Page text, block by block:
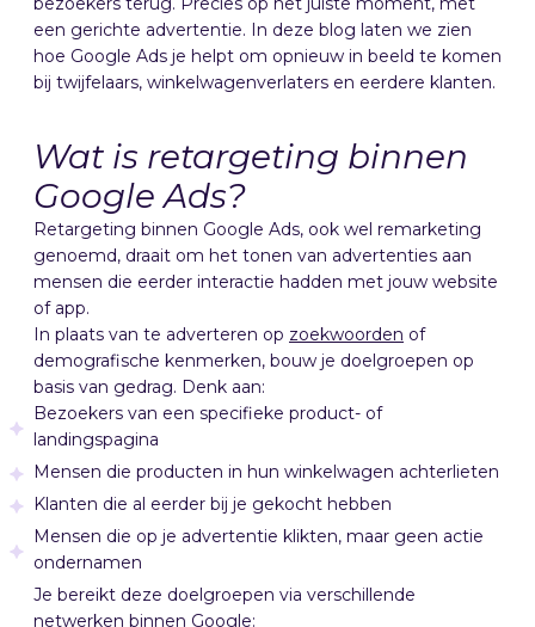
een gerichte advertentie. In deze blog laten we zien
hoe Google Ads je helpt om opnieuw in beeld te komen
bij twijfelaars, winkelwagenverlaters en eerdere klanten.
Wat is retargeting binnen
Google Ads?
Retargeting binnen Google Ads, ook wel remarketing
genoemd, draait om het tonen van advertenties aan
mensen die eerder interactie hadden met jouw website
of app.
In plaats van te adverteren op zoekwoorden of
demografische kenmerken, bouw je doelgroepen op
basis van gedrag. Denk aan:
Bezoekers van een specifieke product- of
landingspagina
Mensen die producten in hun winkelwagen achterlieten
Klanten die al eerder bij je gekocht hebben
Mensen die op je advertentie klikten, maar geen actie
ondernamen
Je bereikt deze doelgroepen via verschillende
netwerken binnen Google: